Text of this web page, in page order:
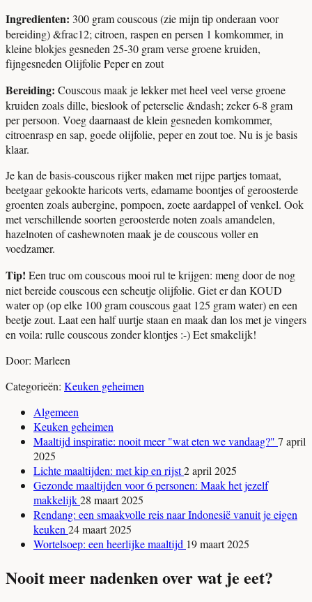
Ingredienten: 300 gram couscous (zie mijn tip onderaan voor
bereiding) &frac12; citroen, raspen en persen 1 komkommer, in
kleine blokjes gesneden 25-30 gram verse groene kruiden,
fijngesneden Olijfolie Peper en zout
Bereiding: Couscous maak je lekker met heel veel verse groene
kruiden zoals dille, bieslook of peterselie &ndash; zeker 6-8 gram
per persoon. Voeg daarnaast de klein gesneden komkommer,
citroenrasp en sap, goede olijfolie, peper en zout toe. Nu is je basis
klaar.
Je kan de basis-couscous rijker maken met rijpe partjes tomaat,
beetgaar gekookte haricots verts, edamame boontjes of geroosterde
groenten zoals aubergine, pompoen, zoete aardappel of venkel. Ook
met verschillende soorten geroosterde noten zoals amandelen,
hazelnoten of cashewnoten maak je de couscous voller en
voedzamer.
Tip! Een truc om couscous mooi rul te krijgen: meng door de nog
niet bereide couscous een scheutje olijfolie. Giet er dan KOUD
water op (op elke 100 gram couscous gaat 125 gram water) en een
beetje zout. Laat een half uurtje staan en maak dan los met je vingers
en voila: rulle couscous zonder klontjes :-) Eet smakelijk!
Door: Marleen
Categorieën: Keuken geheimen
Algemeen
Keuken geheimen
Maaltijd inspiratie: nooit meer "wat eten we vandaag?" 7 april
2025
Lichte maaltijden: met kip en rijst2 april 2025
Gezonde maaltijden voor 6 personen: Maak het jezelf
makkelijk28 maart 2025
Rendang: een smaakvolle reis naar Indonesië vanuit je eigen
keuken 24 maart 2025
Wortelsoep: een heerlijke maaltijd 19 maart 2025
Nooit meer nadenken over wat je eet?